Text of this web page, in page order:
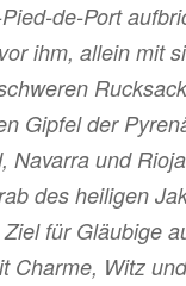
de-Port
ihm, allein mit
Gipfel der
Navarra und
des heiligen
für Gläubige
Charme, Witz